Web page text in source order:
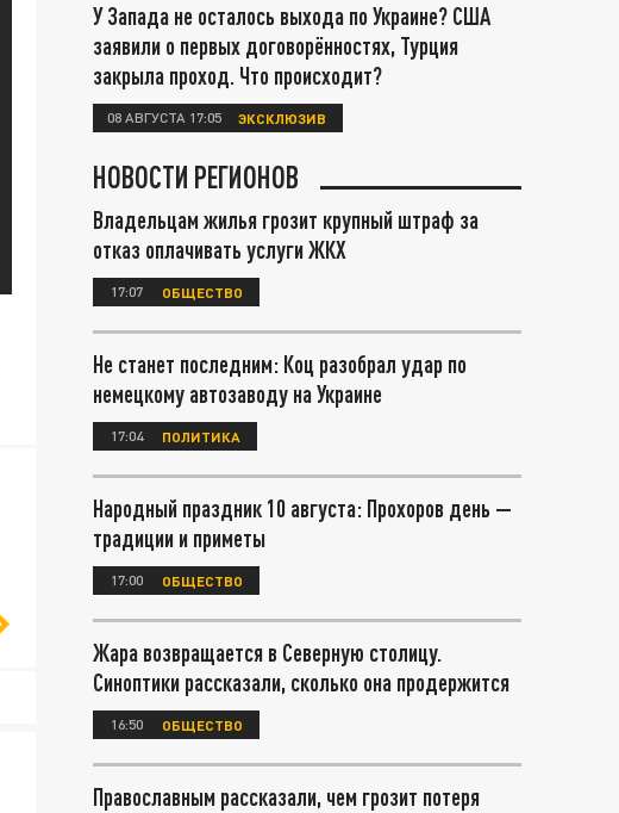
У Запада не осталось выхода по Украине? США
заявили о первых договорённостях, Турция
закрыла проход. Что происходит?
08 АВГУСТА 17:05 ЭКСКЛЮЗИВ
НОВОСТИ РЕГИОНОВ
Владельцам жилья грозит крупный штраф за
отказ оплачивать услуги ЖКХ
17:07 ОБЩЕСТВО
Не станет последним: Коц разобрал удар по
немецкому автозаводу на Украине
17:04 ПОЛИТИКА
Народный праздник 10 августа: Прохоров день —
традиции и приметы
17:00 ОБЩЕСТВО
Жара возвращается в Северную столицу.
Синоптики рассказали, сколько она продержится
16:50 ОБЩЕСТВО
Православным рассказали, чем грозит потеря